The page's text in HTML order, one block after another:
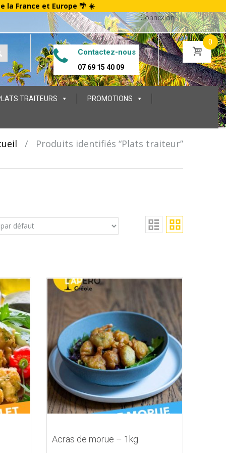
la France et Europe 🌴 ☀️
Connexion
Contactez-nous
07 69 15 40 09
0
TRAITEURS PROMOTIONS
/ Produits identifiés “Plats traiteur”
Acras de morue – 1kg